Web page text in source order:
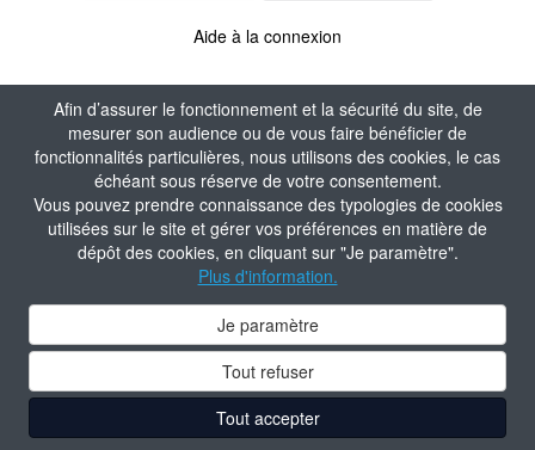
Afin d’assurer le fonctionnement et la sécurité du site, de
mesurer son audience ou de vous faire bénéficier de
fonctionnalités particulières, nous utilisons des cookies, le cas
échéant sous réserve de votre consentement.
Vous pouvez prendre connaissance des typologies de cookies
utilisées sur le site et gérer vos préférences en matière de
dépôt des cookies, en cliquant sur "Je paramètre".
Plus d'information.
Je paramètre
Tout refuser
Tout accepter
Aide à la connexion